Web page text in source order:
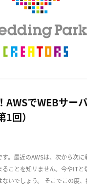
AWSでWEBサー
回）
。最近のAWSは、次から次
ことを知リません。今やITと
いでしょう。 そこでこの度